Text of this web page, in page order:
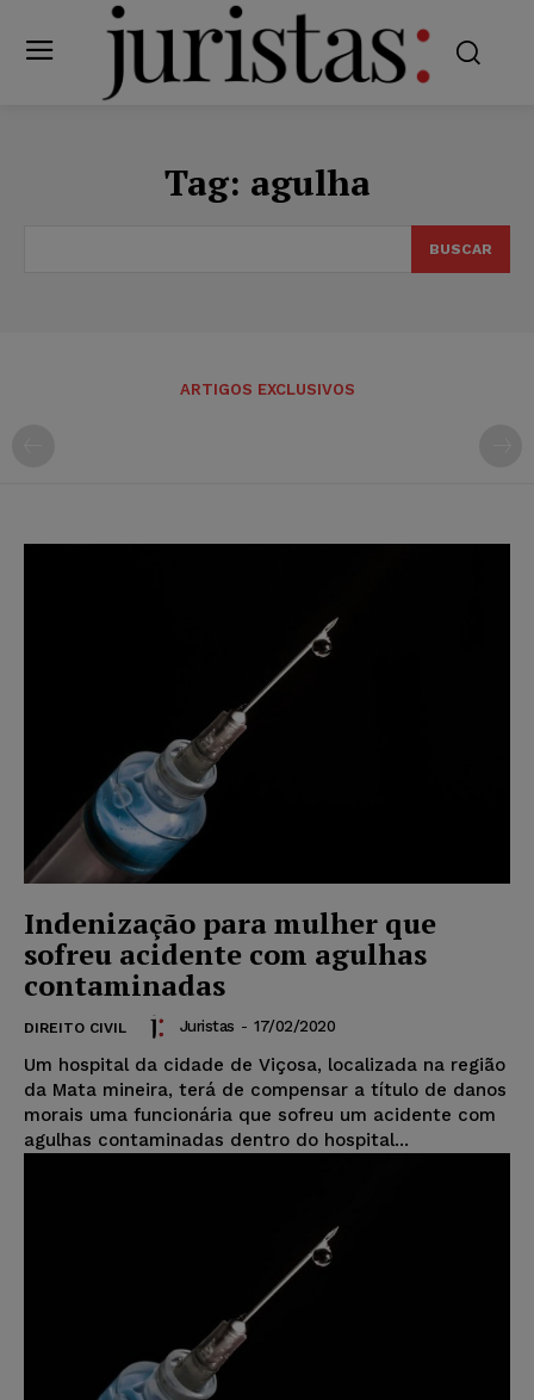
Tag: agulha
BUSCAR
ARTIGOS EXCLUSIVOS
Indenização para mulher que
sofreu acidente com agulhas
contaminadas
DIREITO CIVIL Juristas - 17/02/2020
Um hospital da cidade de Viçosa, localizada na região
da Mata mineira, terá de compensar a título de danos
morais uma funcionária que sofreu um acidente com
agulhas contaminadas dentro do hospital...